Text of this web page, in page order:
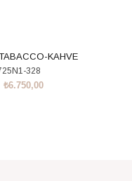
KAHVE
328
₺6.750,00